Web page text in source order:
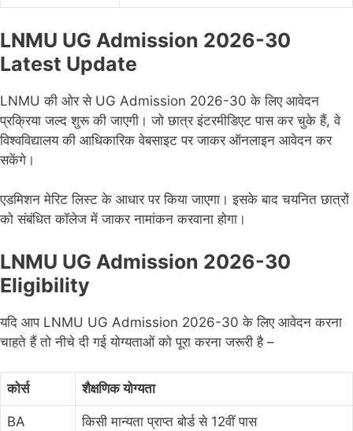
LNMU UG Admission 2026-30
Latest Update
LNMU की ओर से UG Admission 2026-30 के लिए आवेदन
प्रक्रिया जल्द शुरू की जाएगी। जो छात्र इंटरमीडिएट पास कर चुके हैं, वे
विश्वविद्यालय की आधिकारिक वेबसाइट पर जाकर ऑनलाइन आवेदन कर
सकेंगे।
एडमिशन मेरिट लिस्ट के आधार पर किया जाएगा। इसके बाद चयनित छात्रों
को संबंधित कॉलेज में जाकर नामांकन करवाना होगा।
LNMU UG Admission 2026-30
Eligibility
यदि आप LNMU UG Admission 2026-30 के लिए आवेदन करना
चाहते हैं तो नीचे दी गई योग्यताओं को पूरा करना जरूरी है –
कोर्स शैक्षणिक योग्यता
BA किसी मान्यता प्राप्त बोर्ड से 12वीं पास